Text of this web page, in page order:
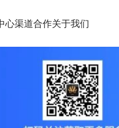
心渠道合作关于我们